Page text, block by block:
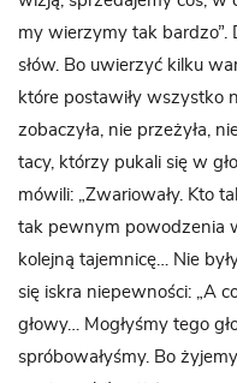
my wierzymy tak bardzo”.
słów. Bo uwierzyć kilku
które postawiły wszystko
zobaczyła, nie przeżyła,
tacy, którzy pukali się w
mówili: „Zwariowały. Kto
tak pewnym powodzenia
kolejną tajemnicę… Nie
się iskra niepewności: „A
głowy… Mogłyśmy tego
spróbowałyśmy. Bo